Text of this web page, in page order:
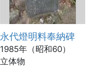
永代燈明料奉納碑
1985年（昭和60）
立体物